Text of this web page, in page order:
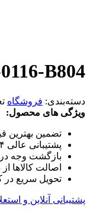
B804
دسته‌بندی: فروشگاه
ویژگی های محصول:
تضمین بهترین
پشتیبانی عالی ۲۴ ساعته، ۷ روز هفته
بازگشت وجه
اصالت کالاها از
تحویل سریع در
پشتیبانی آنلاین و